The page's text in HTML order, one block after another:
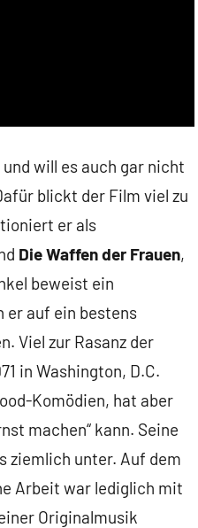
will es auch gar nicht
blickt der Film viel zu
er als
Die Waffen der Frauen,
beweist ein
er auf ein bestens
Viel zur Rasanz der
in Washington, D.C.
Komödien, hat aber
machen“ kann. Seine
ziemlich unter. Auf dem
Arbeit war lediglich mit
Originalmusik